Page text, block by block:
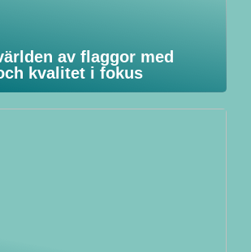
av flaggor med
kvalitet i fokus